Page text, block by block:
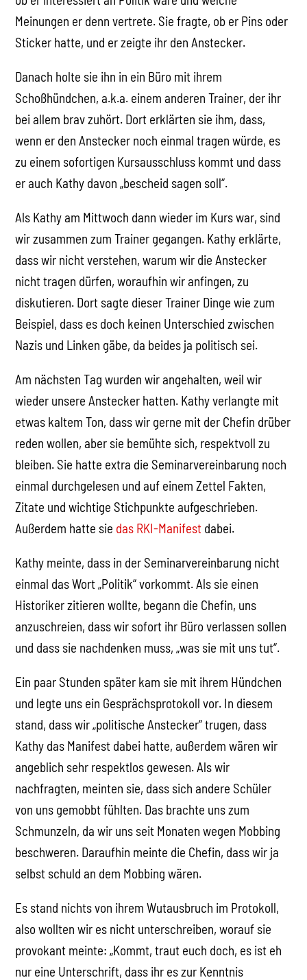
Meinungen er denn vertrete. Sie fragte, ob er Pins oder
Sticker hatte, und er zeigte ihr den Anstecker.
Danach holte sie ihn in ein Büro mit ihrem
Schoßhündchen, a.k.a. einem anderen Trainer, der ihr
bei allem brav zuhört. Dort erklärten sie ihm, dass,
wenn er den Anstecker noch einmal tragen würde, es
zu einem sofortigen Kursausschluss kommt und dass
er auch Kathy davon „bescheid sagen soll“.
Als Kathy am Mittwoch dann wieder im Kurs war, sind
wir zusammen zum Trainer gegangen. Kathy erklärte,
dass wir nicht verstehen, warum wir die Anstecker
nicht tragen dürfen, woraufhin wir anfingen, zu
diskutieren. Dort sagte dieser Trainer Dinge wie zum
Beispiel, dass es doch keinen Unterschied zwischen
Nazis und Linken gäbe, da beides ja politisch sei.
Am nächsten Tag wurden wir angehalten, weil wir
wieder unsere Anstecker hatten. Kathy verlangte mit
etwas kaltem Ton, dass wir gerne mit der Chefin drüber
reden wollen, aber sie bemühte sich, respektvoll zu
bleiben. Sie hatte extra die Seminarvereinbarung noch
einmal durchgelesen und auf einem Zettel Fakten,
Zitate und wichtige Stichpunkte aufgeschrieben.
Außerdem hatte sie das RKI-Manifest dabei.
Kathy meinte, dass in der Seminarvereinbarung nicht
einmal das Wort „Politik“ vorkommt. Als sie einen
Historiker zitieren wollte, begann die Chefin, uns
anzuschreien, dass wir sofort ihr Büro verlassen sollen
und dass sie nachdenken muss, „was sie mit uns tut“.
Ein paar Stunden später kam sie mit ihrem Hündchen
und legte uns ein Gesprächsprotokoll vor. In diesem
stand, dass wir „politische Anstecker“ trugen, dass
Kathy das Manifest dabei hatte, außerdem wären wir
angeblich sehr respektlos gewesen. Als wir
nachfragten, meinten sie, dass sich andere Schüler
von uns gemobbt fühlten. Das brachte uns zum
Schmunzeln, da wir uns seit Monaten wegen Mobbing
beschweren. Daraufhin meinte die Chefin, dass wir ja
selbst schuld an dem Mobbing wären.
Es stand nichts von ihrem Wutausbruch im Protokoll,
also wollten wir es nicht unterschreiben, worauf sie
provokant meinte: „Kommt, traut euch doch, es ist eh
nur eine Unterschrift, dass ihr es zur Kenntnis